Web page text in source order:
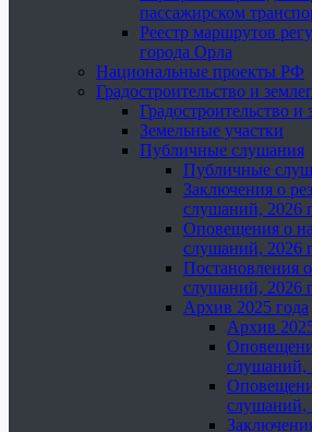
пассажирском
Реестр маршрутов
города Орла
Национальные проекты РФ
Градостроительство и
Градостроительство и
Земельные участки
Публичные слушания
Публичные
Заключения о
слушаний, 2026
Оповещения о
слушаний, 2026
Постановления
слушаний, 2026
Архив 2025 года
Архив
слушаний,
слушаний,